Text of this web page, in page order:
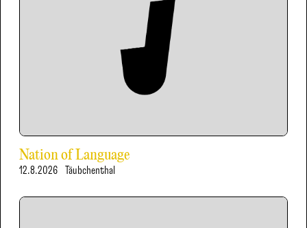
Nation of Language
12.8.2026 Täubchenthal